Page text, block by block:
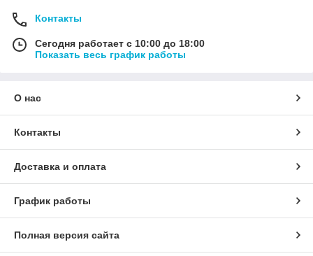
Контакты
Сегодня работает с 10:00 до 18:00
Показать весь график работы
О нас
Контакты
Доставка и оплата
График работы
Полная версия сайта